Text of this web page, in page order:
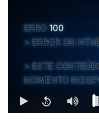
ERRO 100
ERROR ON
ESTE
MOMENTO